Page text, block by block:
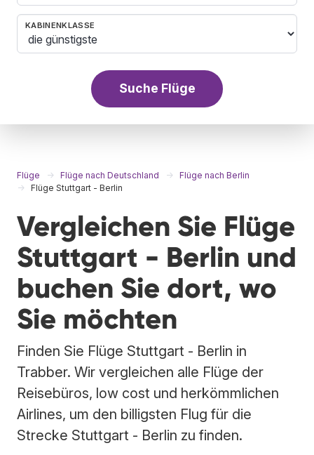
KABINENKLASSE
Suche Flüge
Flüge Flüge nach Deutschland
Flüge nach Berlin
Flüge Stuttgart - Berlin
Vergleichen Sie Flüge
Stuttgart - Berlin und
buchen Sie dort, wo
Sie möchten
Finden Sie Flüge Stuttgart - Berlin in
Trabber. Wir vergleichen alle Flüge der
Reisebüros, low cost und herkömmlichen
Airlines, um den billigsten Flug für die
Strecke Stuttgart - Berlin zu finden.